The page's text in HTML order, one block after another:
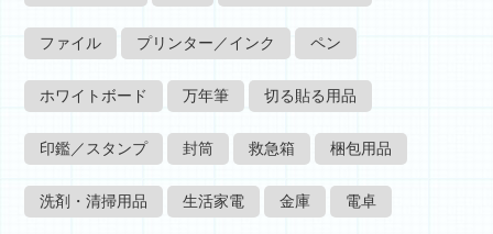
ファイル プリンター／インク ペン
ホワイトボード 万年筆 切る貼る用品
印鑑／スタンプ 封筒 救急箱 梱包用品
洗剤・清掃用品 生活家電 金庫 電卓